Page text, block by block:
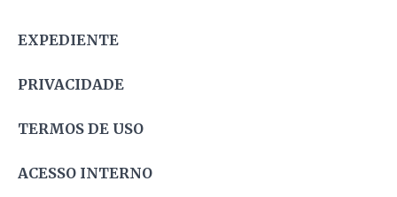
EXPEDIENTE
PRIVACIDADE
TERMOS DE USO
ACESSO INTERNO